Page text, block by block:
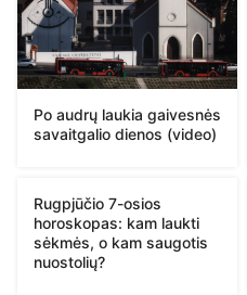
Po audrų laukia gaivesnės
savaitgalio dienos (video)
Rugpjūčio 7-osios
horoskopas: kam laukti
sėkmės, o kam saugotis
nuostolių?